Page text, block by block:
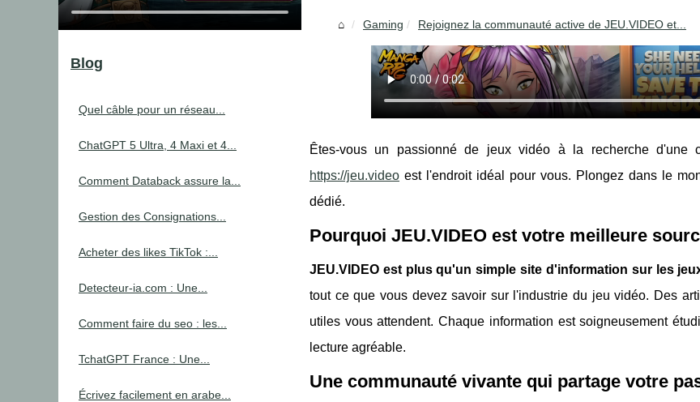
Gaming Rejoignez la communauté active de JEU.VIDEO et...
Êtes-vous un passionné de jeux vidéo à la recherche d'une
https://jeu.video est l'endroit idéal pour vous. Plongez dans le
dédié.
Pourquoi JEU.VIDEO est votre meilleure
JEU.VIDEO est plus qu'un simple site d'information sur les
tout ce que vous devez savoir sur l'industrie du jeu vidéo. Des
utiles vous attendent. Chaque information est soigneusement
lecture agréable.
Une communauté vivante qui partage votre
Blog
Quel câble pour un réseau...
ChatGPT 5 Ultra, 4 Maxi et 4...
Comment Databack assure la...
Gestion des Consignations...
Acheter des likes TikTok :...
Detecteur-ia.com : Une...
Comment faire du seo : les...
TchatGPT France : Une...
Écrivez facilement en arabe...